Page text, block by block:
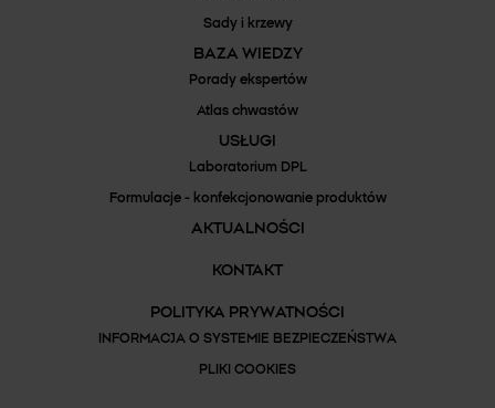
Sady i krzewy
BAZA WIEDZY
Porady ekspertów
Atlas chwastów
USŁUGI
Laboratorium DPL
Formulacje - konfekcjonowanie produktów
AKTUALNOŚCI
KONTAKT
POLITYKA PRYWATNOŚCI
INFORMACJA O SYSTEMIE BEZPIECZEŃSTWA
PLIKI COOKIES